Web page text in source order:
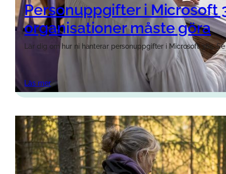
Personuppgifter i Microsoft
organisationer måste göra
Lär dig om hur ni hanterar personuppgifter i Microsoft 365.
Läs mer